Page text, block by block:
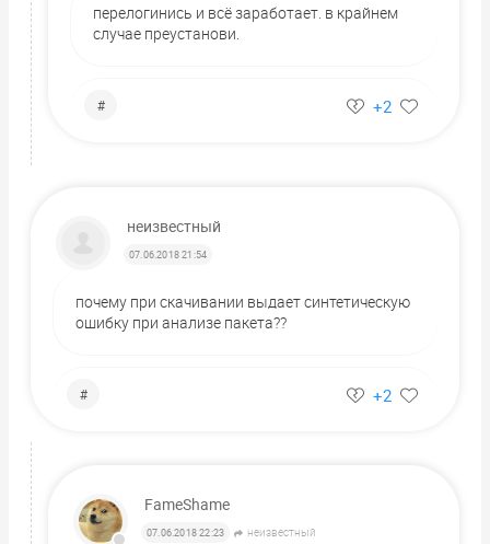
перелогинись и всё заработает. в крайнем
случае преустанови.
# +2
неизвестный
07.06.2018 21:54
почему при скачивании выдает синтетическую
ошибку при анализе пакета??
# +2
FameShame
07.06.2018 22:23 неизвестный